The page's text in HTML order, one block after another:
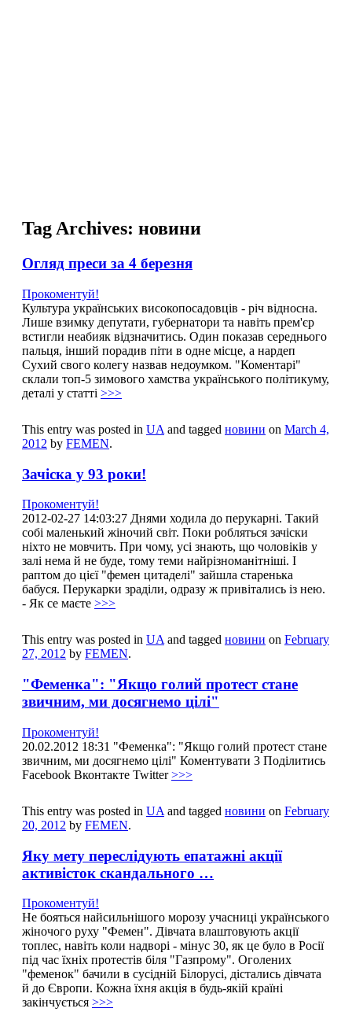
Tag Archives: новини
Огляд преси за 4 березня
Прокоментуй!
Культура українських високопосадовців - річ відносна.
Лише взимку депутати, губернатори та навіть прем'єр
встигли неабияк відзначитись. Один показав середнього
пальця, інший порадив піти в одне місце, а нардеп
Сухий свого колегу назвав недоумком. "Коментарі"
склали топ-5 зимового хамства українського політикуму,
деталі у статті >>>
This entry was posted in UA and tagged новини on March 4,
2012 by FEMEN.
Зачіска у 93 роки!
Прокоментуй!
2012-02-27 14:03:27 Днями ходила до перукарні. Такий
собі маленький жіночий світ. Поки робляться зачіски
ніхто не мовчить. При чому, усі знають, що чоловіків у
залі нема й не буде, тому теми найрізноманітніші. І
раптом до цієї "фемен цитаделі" зайшла старенька
бабуся. Перукарки зраділи, одразу ж привітались із нею.
- Як се маєте >>>
This entry was posted in UAand tagged новини on February
27, 2012 by FEMEN.
"Феменка": "Якщо голий протест стане
звичним, ми досягнемо цілі"
Прокоментуй!
20.02.2012 18:31 "Феменка": "Якщо голий протест стане
звичним, ми досягнемо цілі" Коментувати 3 Поділитись
Facebook Вконтакте Twitter>>>
This entry was posted in UA and tagged новини on February
20, 2012 by FEMEN.
Яку мету переслідують епатажні акції
активісток скандального …
Прокоментуй!
Не бояться найсильнішого морозу учасниці українського
жіночого руху "Фемен". Дівчата влаштовують акції
топлес, навіть коли надворі - мінус 30, як це було в Росії
під час їхніх протестів біля "Газпрому". Оголених
"феменок" бачили в сусідній Білорусі, дістались дівчата
й до Європи. Кожна їхня акція в будь-якій країні
закінчується >>>